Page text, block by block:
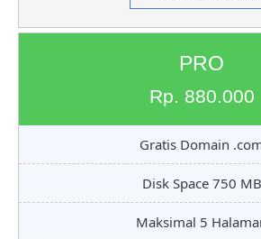
PRO
Rp. 880.000
Gratis Domain
Disk Space 750 MB
Maksimal 5